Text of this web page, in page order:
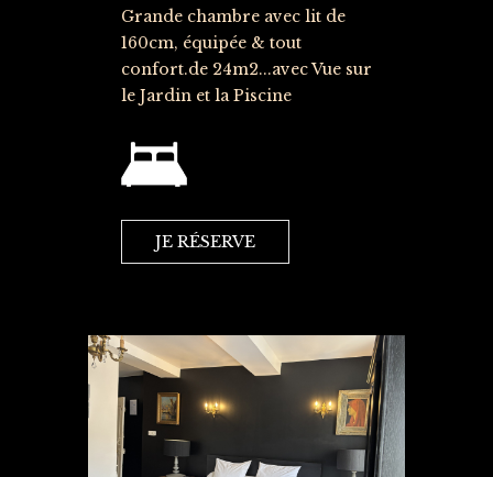
Grande chambre avec lit de
160cm, équipée & tout
confort.de 24m2...avec Vue sur
le Jardin et la Piscine
JE RÉSERVE